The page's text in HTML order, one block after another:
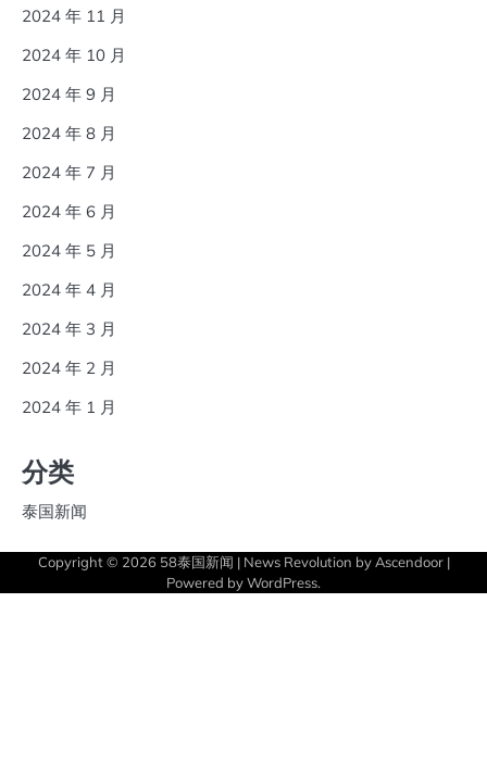
2024 年 11 月
2024 年 10 月
2024 年 9 月
2024 年 8 月
2024 年 7 月
2024 年 6 月
2024 年 5 月
2024 年 4 月
2024 年 3 月
2024 年 2 月
2024 年 1 月
分类
泰国新闻
Copyright © 2026 58泰国新闻 | News Revolution by Ascendoor|
Powered byWordPress.